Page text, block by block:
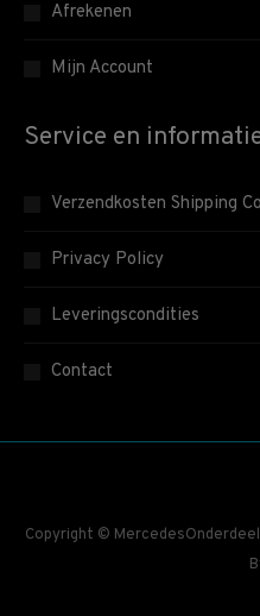
Afrekenen
Mijn Account
Service en
Verzendkosten Shipping
Privacy Policy
Leveringscondities
Contact
Copyright ©